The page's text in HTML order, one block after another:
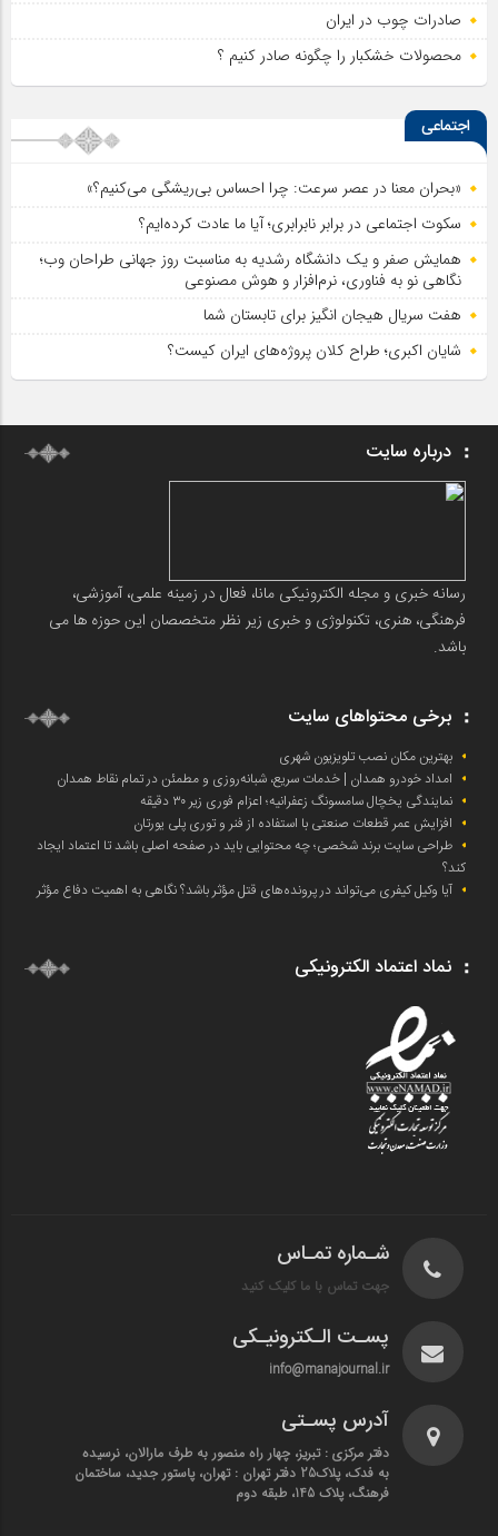
صادرات چوب در ایران
محصولات خشکبار را چگونه صادر کنیم ؟
اجتماعی
«بحران معنا در عصر سرعت: چرا احساس بی‌ریشگی می‌کنیم؟»
سکوت اجتماعی در برابر نابرابری؛ آیا ما عادت کرده‌ایم؟
همایش صفر و یک دانشگاه رشدیه به مناسبت روز جهانی طراحان وب؛
نگاهی نو به فناوری، نرم‌افزار و هوش مصنوعی
هفت سریال هیجان انگیز برای تابستان شما
شایان اکبری؛ طراح کلان پروژه‌های ایران کیست؟
درباره سایت
رسانه خبری و مجله الکترونیکی مانا، فعال در زمینه علمی، آموزشی،
فرهنگی، هنری، تکنولوژی و خبری زیر نظر متخصصان این حوزه ها می
باشد.
برخی محتواهای سایت
بهترین مکان نصب تلویزیون شهری
امداد خودرو همدان | خدمات سریع، شبانه‌روزی و مطمئن در تمام نقاط همدان
نمایندگی یخچال سامسونگ زعفرانیه؛ اعزام فوری زیر ۳۰ دقیقه
افزایش عمر قطعات صنعتی با استفاده از فنر و توری پلی یورتان
طراحی سایت برند شخصی؛ چه محتوایی باید در صفحه اصلی باشد تا اعتماد ایجاد
کند؟
آیا وکیل کیفری می‌تواند در پرونده‌های قتل مؤثر باشد؟ نگاهی به اهمیت دفاع مؤثر
نماد اعتماد الکترونیکی
شـماره تمـاس
جهت تماس با ما کلیک کنید
پسـت الـکترونیـکی
info@manajournal.ir
آدرس پسـتی
دفتر مرکزی : تبریز، چهار راه منصور به طرف مارالان، نرسیده
به فدک، پلاک25 دفتر تهران : تهران، پاستور جدید، ساختمان
فرهنگ، پلاک 145، طبقه دوم